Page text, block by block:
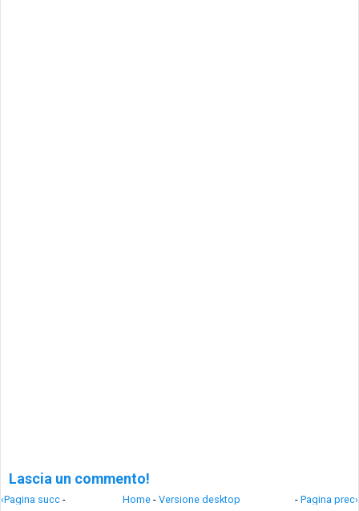
Lascia un commento!
‹Pagina succ - - Pagina prec›
Home - Versione desktop